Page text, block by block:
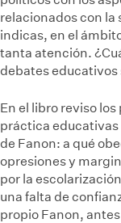
relacionados con
indicas, en el
tanta atención.
debates educativos
En el libro reviso
práctica
de Fanon: a qué
opresiones y
por la
una falta de
propio Fanon,